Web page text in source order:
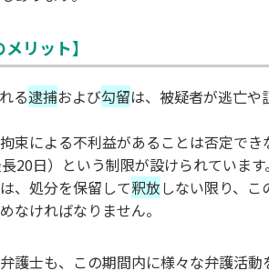
リット】
る逮捕および勾留は、被疑者が逃亡や
束による不利益があることは否定で
20日）という制限が設けられています。
、処分を保留して釈放しない限り、
なければなりません。
護士も、この期間内に様々な弁護活動